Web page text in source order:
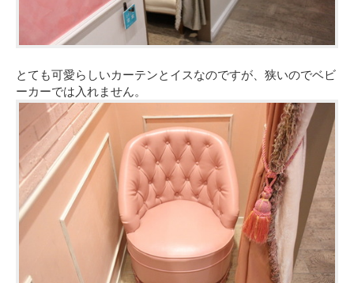
とても可愛らしいカーテンとイスなのですが、狭いのでベビ
ーカーでは入れません。